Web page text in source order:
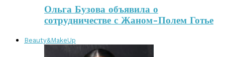
Ольга Бузова объявила о
сотрудничестве с Жаном-Полем Готье
Beauty&MakeUp